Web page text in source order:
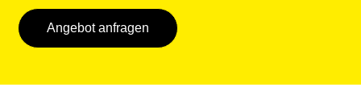
Angebot anfragen